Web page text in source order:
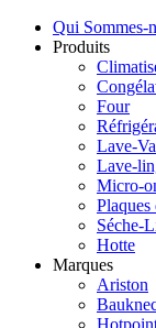
Qui Sommes-
Produits
Four
Lave-
Lave-
Micro-
Plaques
Séche-
Hotte
Marques
Ariston